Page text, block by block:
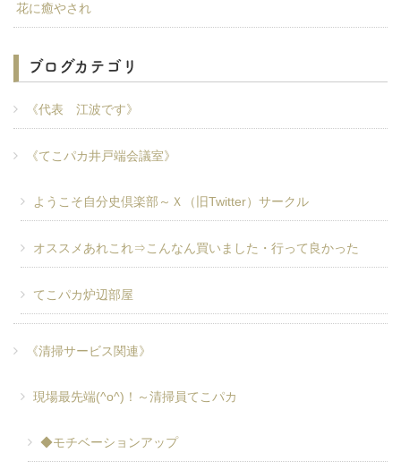
花に癒やされ
ブログカテゴリ
《代表 江波です》
《てこパカ井戸端会議室》
ようこそ自分史倶楽部～Ｘ（旧Twitter）サークル
オススメあれこれ⇒こんなん買いました・行って良かった
てこパカ炉辺部屋
《清掃サービス関連》
現場最先端(^o^)！～清掃員てこパカ
◆モチベーションアップ